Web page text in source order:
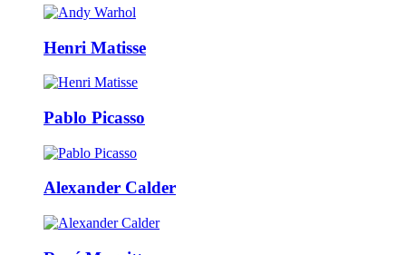
Henri Matisse
Pablo Picasso
Alexander Calder